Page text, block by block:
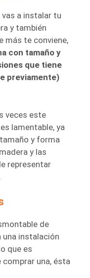
a instalar tu
y también
más te conviene,
con tamaño y
que tiene
previamente)
veces este
lamentable, ya
y forma
y las
representar
de
una instalación
que es
una, ésta